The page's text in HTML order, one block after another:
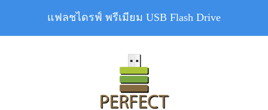
แฟลชไดรฟ์ พรีเมียม USB Flash Drive